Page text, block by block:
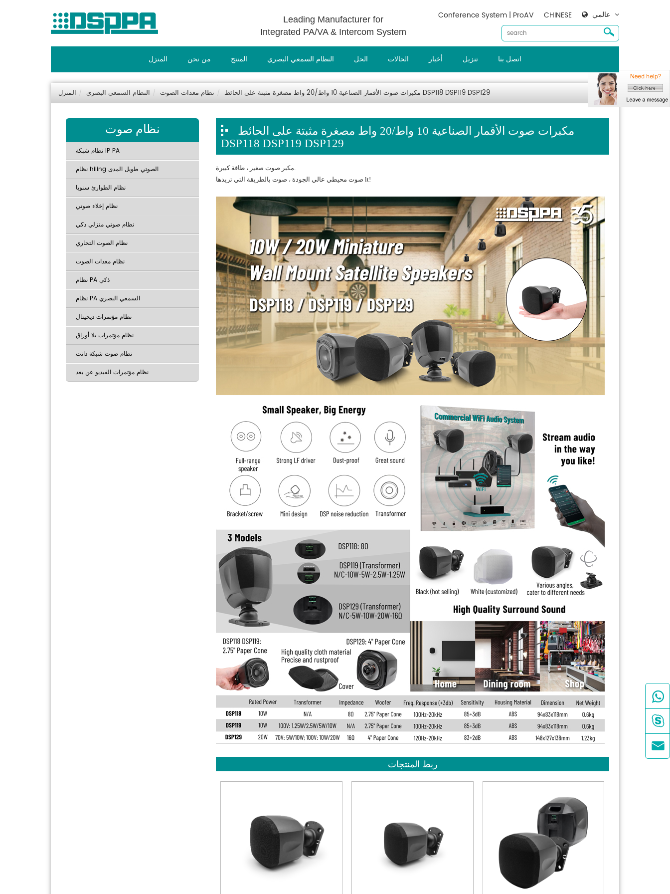
Leading Manufacturer for
Integrated PA/VA & Intercom System
عالمي CHINESE
Conference System | ProAV
المنزل من نحن المنتج النظام السمعي البصري الحل الحالات أخبار تنزيل اتصل بنا
المنزل النظام السمعي البصري نظام معدات الصوت مكبرات صوت الأقمار الصناعية 10 واط/20 واط مصغرة مثبتة على الحائط DSP118 DSP119 DSP129
نظام صوت
نظام شبكة IP PA
نظام hiling الصوتي طويل المدى
نظام الطوارئ سنويا
نظام إخلاء صوتي
نظام صوتي منزلي ذكي
نظام الصوت التجاري
نظام معدات الصوت
نظام PA ذكي
نظام PA السمعي البصري
نظام مؤتمرات ديجيتال
نظام مؤتمرات بلا أوراق
نظام صوت شبكة دانت
نظام مؤتمرات الفيديو عن بعد
مكبرات صوت الأقمار الصناعية 10 واط/20 واط مصغرة مثبتة على الحائط
DSP118 DSP119 DSP129
مكبر صوت صغير ، طاقة كبيرة.
صوت محيطي عالي الجودة ، صوت بالطريقة التي تريدها lt!
ربط المنتجات


